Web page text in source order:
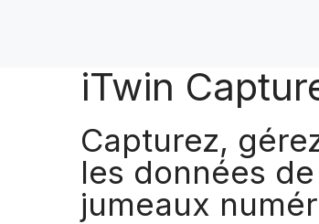
iTwin
Capturez,
les données
jumeaux